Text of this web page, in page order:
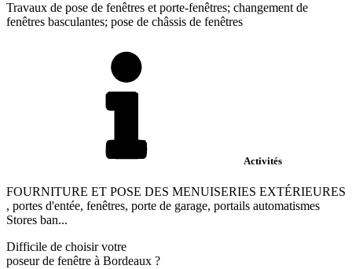
Travaux de pose de fenêtres et porte-fenêtres; changement de
fenêtres basculantes; pose de châssis de fenêtres
Activités
FOURNITURE ET POSE DES MENUISERIES EXTÉRIEURES
, portes d'entée, fenêtres, porte de garage, portails automatismes
Stores ban...
Difficile de choisir votre
poseur de fenêtre à Bordeaux ?